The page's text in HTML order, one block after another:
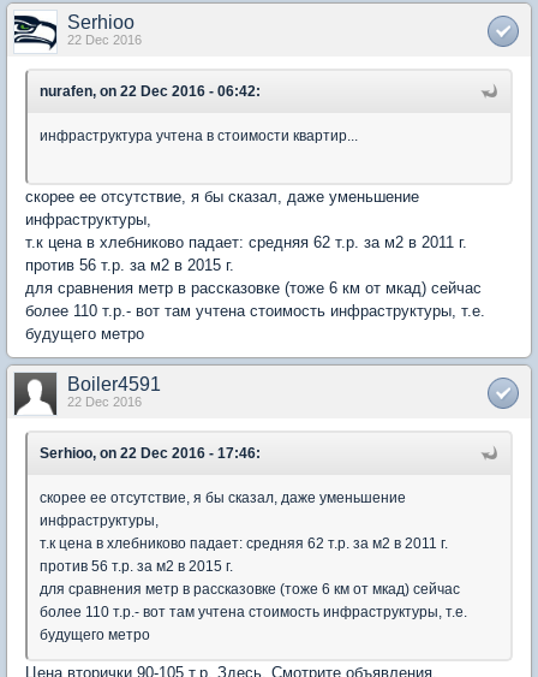
Serhioo
22 Dec 2016
nurafen, on 22 Dec 2016 - 06:42:
инфраструктура учтена в стоимости квартир...
скорее ее отсутствие, я бы сказал, даже уменьшение
инфраструктуры,
т.к цена в хлебниково падает: средняя 62 т.р. за м2 в 2011 г.
против 56 т.р. за м2 в 2015 г.
для сравнения метр в рассказовке (тоже 6 км от мкад) сейчас
более 110 т.р.- вот там учтена стоимость инфраструктуры, т.е.
будущего метро
Boiler4591
22 Dec 2016
Serhioo, on 22 Dec 2016 - 17:46:
скорее ее отсутствие, я бы сказал, даже уменьшение
инфраструктуры,
т.к цена в хлебниково падает: средняя 62 т.р. за м2 в 2011 г.
против 56 т.р. за м2 в 2015 г.
для сравнения метр в рассказовке (тоже 6 км от мкад) сейчас
более 110 т.р.- вот там учтена стоимость инфраструктуры, т.е.
будущего метро
Цена вторички 90-105 т.р. Здесь. Смотрите объявления.